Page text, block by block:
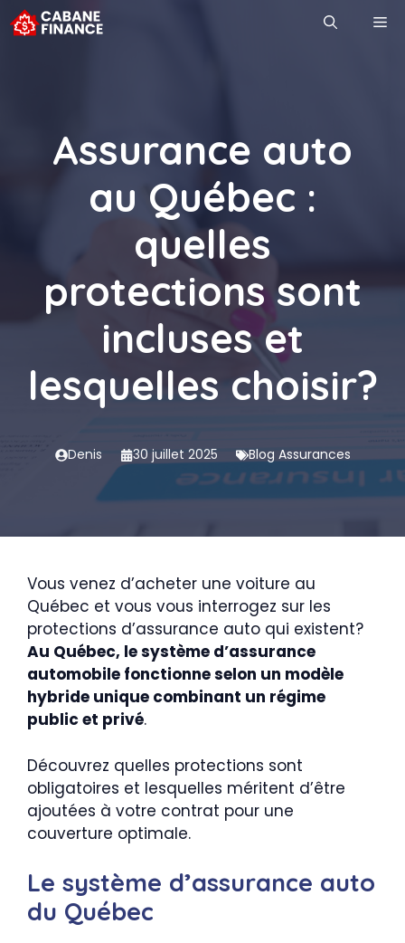
Aller
au
Assurance auto
au Québec :
quelles
protections sont
incluses et
lesquelles choisir?
Denis 30 juillet 2025 Blog Assurances
Vous venez d’acheter une voiture au
Québec et vous vous interrogez sur les
protections d’assurance auto qui existent?
Au Québec, le système d’assurance
automobile fonctionne selon un modèle
hybride unique combinant un régime
public et privé.
Découvrez quelles protections sont
obligatoires et lesquelles méritent d’être
ajoutées à votre contrat pour une
couverture optimale.
Le système d’assurance auto
du Québec